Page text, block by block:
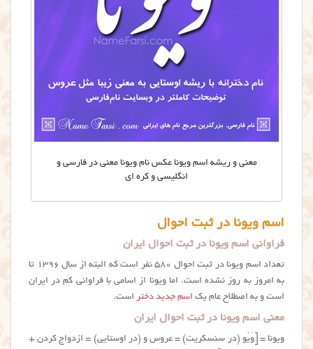
معنی و ریشه اسم ویونا عکس نام ويونا معني در فارسی و
انگلیسی و کره ای
اسم ویونا در ثبت احوال
فراوانی اسم ویونا در ثبت احوال ایران
تعداد اسم ویونا در ثبت احوال ۵۸۰ نفر است که البته از سال ۱۳۹۶ تا
به امروز به روز نشده است. اما ویونا از اسامی با فراوانی کم در ایران
است و به اصطلاح عام یک اسم جدید دختر است.
معنی اسم ویونا در ثبت احوال ایران
ویونا = [وَيُو (در سنسكریت) = عروس و (در اوستایی) = ازدواج کردن +